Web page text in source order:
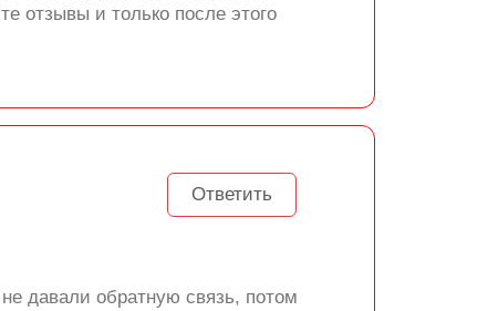
отзывы и только после этого
Ответить
давали обратную связь, потом